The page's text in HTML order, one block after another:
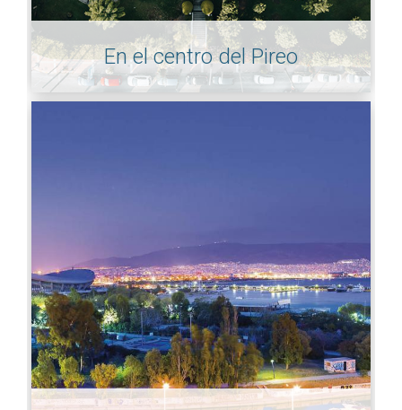
En el centro del Pireo